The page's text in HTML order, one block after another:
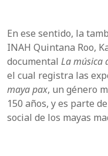
En ese sentido, la
INAH Quintana Roo,
documental La música
el cual registra las
maya pax, un género
150 años, y es parte
social de los mayas